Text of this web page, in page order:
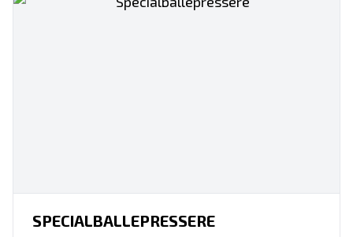
SPECIALBALLEPRESSERE